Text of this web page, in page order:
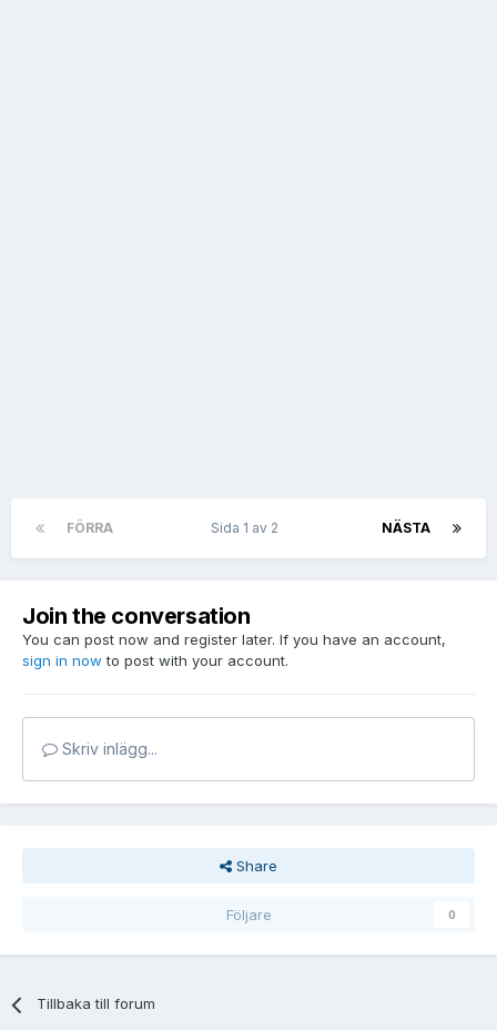
FÖRRA NÄSTA
Sida 1 av 2
Join the conversation
You can post now and register later. If you have an account,
sign in now to post with your account.
Skriv inlägg...
Share
Följare 0
Tillbaka till forum